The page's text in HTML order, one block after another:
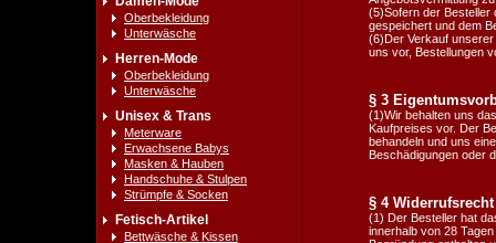
Oberbekleidung
Unterwäsche
Herren-Mode
Oberbekleidung
Unterwäsche
Unisex & Trans
Meterware
Erwachsene Babys
Masken & Hauben
Handschuhe & Stulpen
Strümpfe & Socken
Fetisch-Artikel
Bettwäsche & Kissen
(5)Sofern der Besteller
gespeichert und dem
(6)Der Verkauf
uns vor, Bestellungen
§ 3
(1)Wir behalten uns
Kaufpreises vor. Der
behandeln und uns
Beschädigungen oder
§ 4 Widerrufsrecht
(1) Der Besteller hat
innerhalb von 28